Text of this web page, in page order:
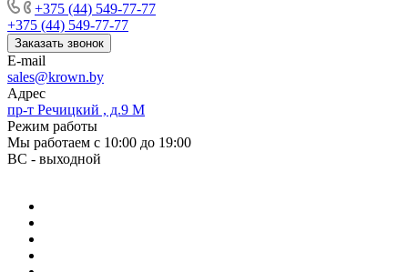
+375 (44) 549-77-77
+375 (44) 549-77-77
Заказать звонок
E-mail
sales@krown.by
Адрес
пр-т Речицкий , д.9 М
Режим работы
Мы работаем с 10:00 до 19:00
ВС - выходной